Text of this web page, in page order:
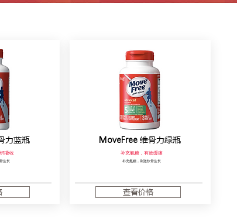
力蓝瓶
吸收
生长
MoveFree维骨力绿瓶
补充氨糖​，有效缓痛
补充氨糖，刺激软骨生长
查看价格